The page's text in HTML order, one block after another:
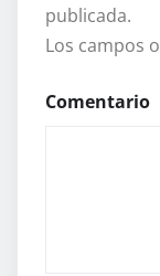
publicada.
Los campos
Comentario